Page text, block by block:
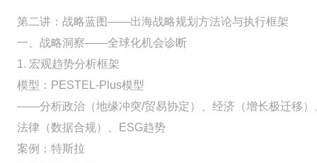
第二讲：战略蓝图——出海战略规划方法论与执行框架
一、战略洞察——全球化机会诊断
1. 宏观趋势分析框架
模型：PESTEL-Plus模型
——分析政治（地缘冲突/贸易协定）、经济（增长极迁移
法律（数据合规）、ESG趋势
案例：特斯拉